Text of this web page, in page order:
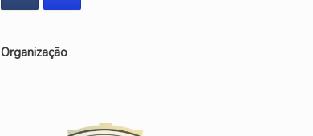
Organização